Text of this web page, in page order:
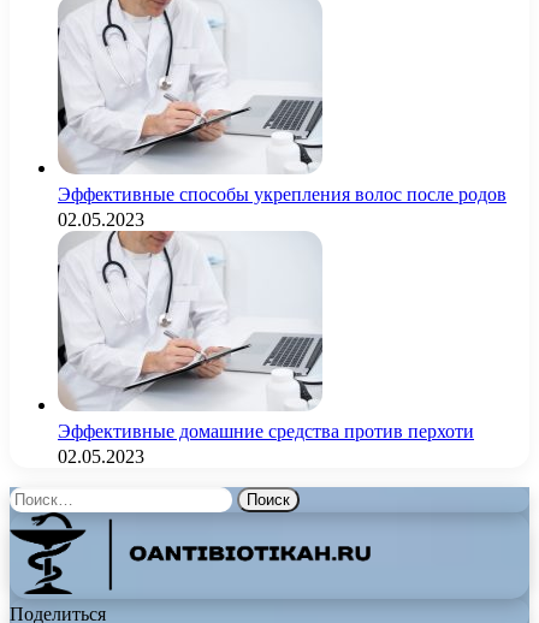
Эффективные способы укрепления волос после родов
02.05.2023
Эффективные домашние средства против перхоти
02.05.2023
Найти:
Поделиться